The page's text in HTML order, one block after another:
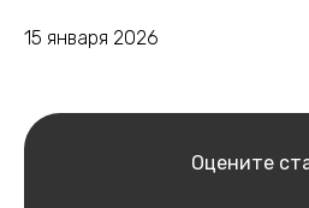
15 января 2026
Оцените